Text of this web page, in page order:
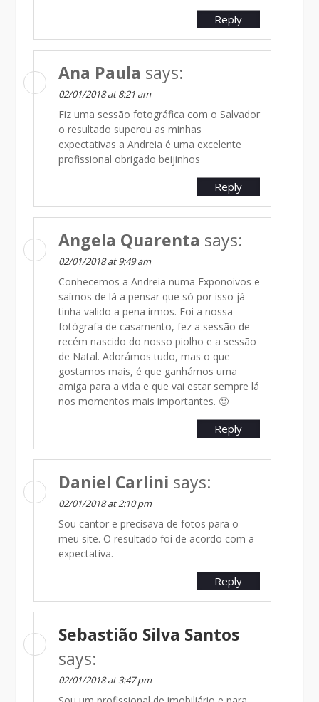
Reply
Ana Paula says:
02/01/2018 at 8:21 am
Fiz uma sessão fotográfica com o Salvador
o resultado superou as minhas
expectativas a Andreia é uma excelente
profissional obrigado beijinhos
Reply
Angela Quarenta says:
02/01/2018 at 9:49 am
Conhecemos a Andreia numa Exponoivos e
saímos de lá a pensar que só por isso já
tinha valido a pena irmos. Foi a nossa
fotógrafa de casamento, fez a sessão de
recém nascido do nosso piolho e a sessão
de Natal. Adorámos tudo, mas o que
gostamos mais, é que ganhámos uma
amiga para a vida e que vai estar sempre lá
nos momentos mais importantes. 🙂
Reply
Daniel Carlini says:
02/01/2018 at 2:10 pm
Sou cantor e precisava de fotos para o
meu site. O resultado foi de acordo com a
expectativa.
Reply
Sebastião Silva Santos
says:
02/01/2018 at 3:47 pm